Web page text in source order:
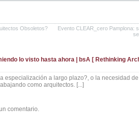
Obsoletos?
Evento CLEAR_cero Pamplona:
lo visto hasta ahora | bsA [ Rethinking
especialización a largo plazo?, o la necesidad
como arquitectos. [...]
comentario.